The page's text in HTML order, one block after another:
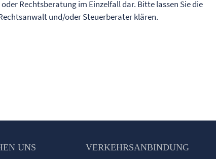
Rechtsberatung im Einzelfall dar. Bitte lassen Sie die
und/oder Steuerberater klären.
UNS VERKEHRSANBINDUNG